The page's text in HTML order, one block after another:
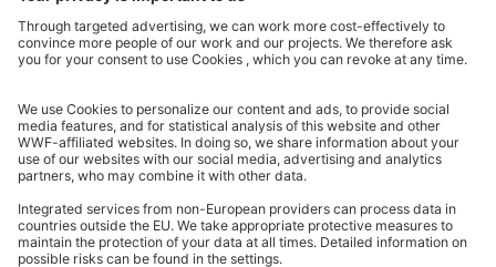
Partner & Auszeichnungen
Ein Projekt der Aktionsplattform von Unternehmen Biologische Vielfalt 2020